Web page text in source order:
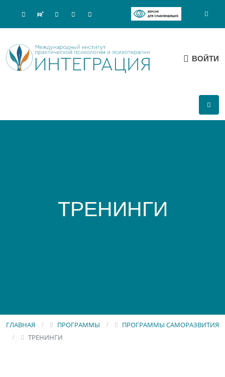
ВОЙТИ
ТРЕНИНГИ
ГЛАВНАЯ ПРОГРАММЫ
ПРОГРАММЫ САМОРАЗВИТИЯ
ТРЕНИНГИ